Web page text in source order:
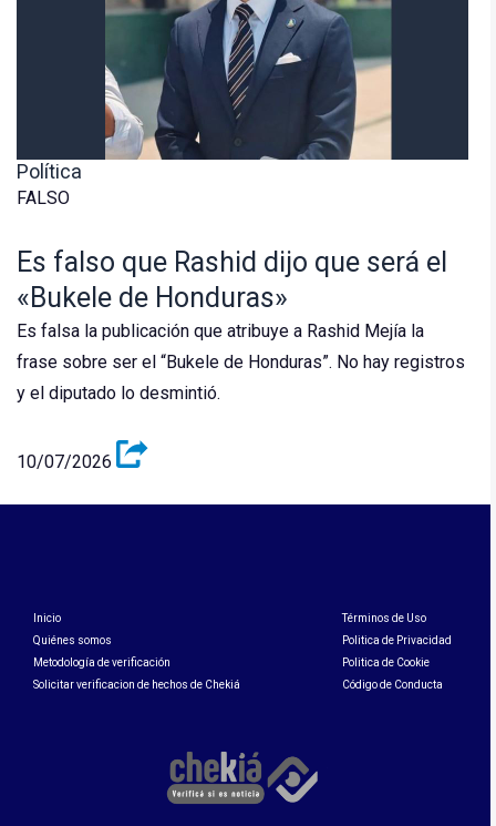
Política
FALSO
Es falso que Rashid dijo que será el
«Bukele de Honduras»
Es falsa la publicación que atribuye a Rashid Mejía la
frase sobre ser el “Bukele de Honduras”. No hay registros
y el diputado lo desmintió.
10/07/2026
Inicio
Quiénes somos
Metodología de verificación
Solicitar verificacion de hechos de Chekiá
Términos de Uso
Politica de Privacidad
Politica de Cookie
Código de Conducta